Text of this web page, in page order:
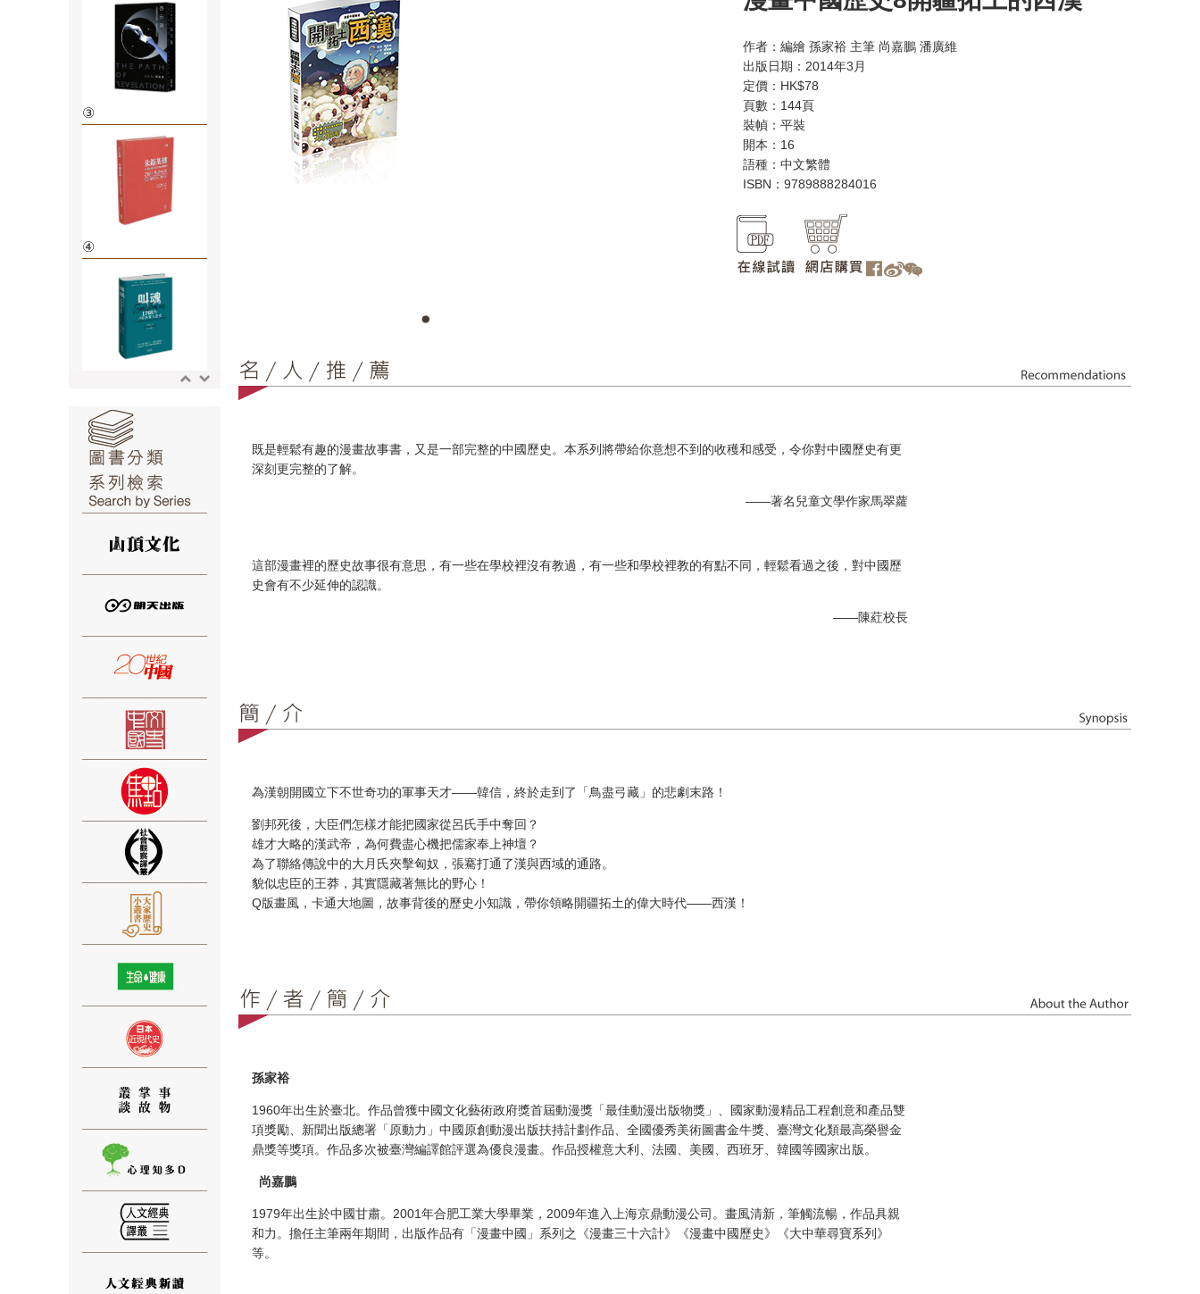
③
④
⑥
作者：編繪 孫家裕 主筆 尚嘉鵬 潘廣維
出版日期：2014年3月
定價：HK$78
頁數：144頁
裝幀：平裝
開本：16
語種：中文繁體
ISBN：9789888284016
既是輕鬆有趣的漫畫故事書，又是一部完整的中國歷史。本系列將帶給你意想不到的收穫和感受，令你對中國歷史有更
深刻更完整的了解。
——著名兒童文學作家馬翠蘿
這部漫畫裡的歷史故事很有意思，有一些在學校裡沒有教過，有一些和學校裡教的有點不同，輕鬆看過之後，對中國歷
史會有不少延伸的認識。
——陳葒校長
為漢朝開國立下不世奇功的軍事天才——韓信，終於走到了「鳥盡弓藏」的悲劇末路！
劉邦死後，大臣們怎樣才能把國家從呂氏手中奪回？
雄才大略的漢武帝，為何費盡心機把儒家奉上神壇？
為了聯絡傳說中的大月氏夾擊匈奴，張騫打通了漢與西域的通路。
貌似忠臣的王莽，其實隱藏著無比的野心！
Q版畫風，卡通大地圖，故事背後的歷史小知識，帶你領略開疆拓土的偉大時代——西漢！
孫家裕
1960年出生於臺北。作品曾獲中國文化藝術政府獎首屆動漫獎「最佳動漫出版物獎」、國家動漫精品工程創意和產品雙
項獎勵、新聞出版總署「原動力」中國原創動漫出版扶持計劃作品、全國優秀美術圖書金牛獎、臺灣文化類最高榮譽金
鼎獎等獎項。作品多次被臺灣編譯館評選為優良漫畫。作品授權意大利、法國、美國、西班牙、韓國等國家出版。
尚嘉鵬
1979年出生於中國甘肅。2001年合肥工業大學畢業，2009年進入上海京鼎動漫公司。畫風清新，筆觸流暢，作品具親
和力。擔任主筆兩年期間，出版作品有「漫畫中國」系列之《漫畫三十六計》《漫畫中國歷史》《大中華尋寶系列》
等。